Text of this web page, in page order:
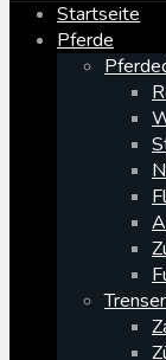
Startseite
Pferde